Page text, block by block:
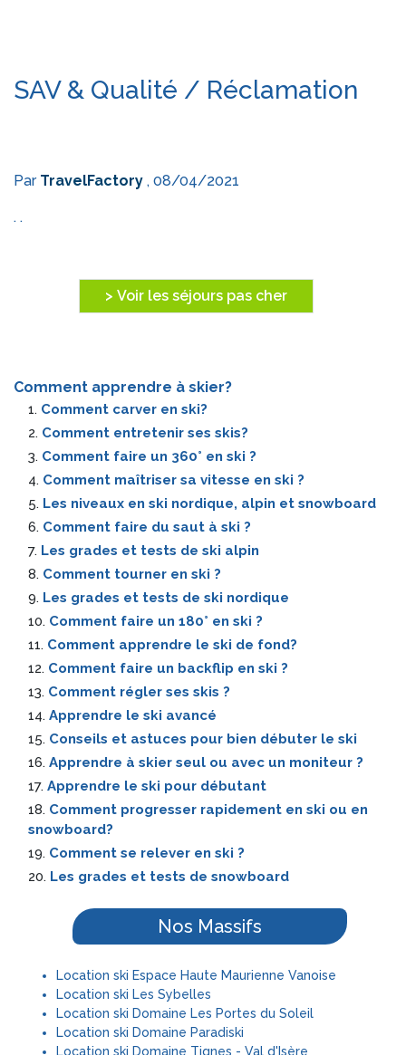
SAV & Qualité / Réclamation
Par TravelFactory , 08/04/2021
. .
> Voir les séjours pas cher
Comment apprendre à skier?
1. Comment carver en ski?
2. Comment entretenir ses skis?
3. Comment faire un 360° en ski ?
4. Comment maîtriser sa vitesse en ski ?
5. Les niveaux en ski nordique, alpin et snowboard
6. Comment faire du saut à ski ?
7. Les grades et tests de ski alpin
8. Comment tourner en ski ?
9. Les grades et tests de ski nordique
10. Comment faire un 180° en ski ?
11. Comment apprendre le ski de fond?
12. Comment faire un backflip en ski ?
13. Comment régler ses skis ?
14. Apprendre le ski avancé
15. Conseils et astuces pour bien débuter le ski
16. Apprendre à skier seul ou avec un moniteur ?
17. Apprendre le ski pour débutant
18. Comment progresser rapidement en ski ou en
snowboard?
19. Comment se relever en ski ?
20. Les grades et tests de snowboard
Nos Massifs
Location ski Espace Haute Maurienne Vanoise
Location ski Les Sybelles
Location ski Domaine Les Portes du Soleil
Location ski Domaine Paradiski
Location ski Domaine Tignes - Val d'Isère